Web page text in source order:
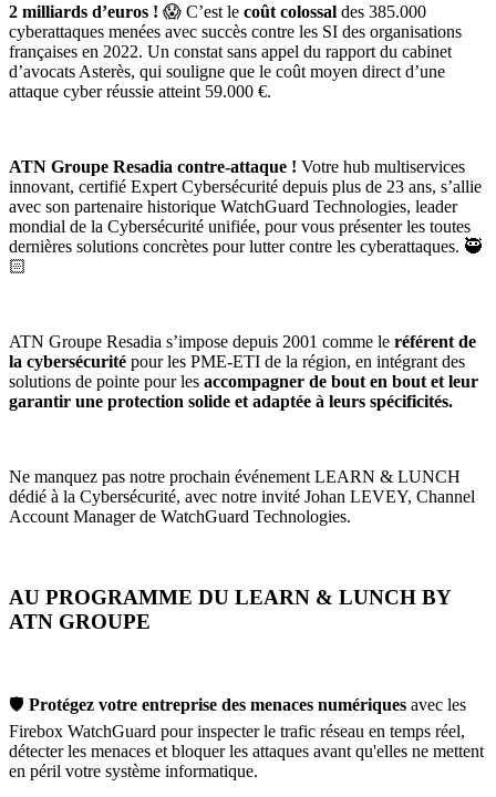
2 milliards d’euros ! 😱 C’est le coût colossal des 385.000
cyberattaques menées avec succès contre les SI des organisations
françaises en 2022. Un constat sans appel du rapport du cabinet
d’avocats Asterès, qui souligne que le coût moyen direct d’une
attaque cyber réussie atteint 59.000 €.
ATN Groupe Resadia contre-attaque ! Votre hub multiservices
innovant, certifié Expert Cybersécurité depuis plus de 23 ans, s’allie
avec son partenaire historique WatchGuard Technologies, leader
mondial de la Cybersécurité unifiée, pour vous présenter les toutes
dernières solutions concrètes pour lutter contre les cyberattaques. 🥷
🏻
ATN Groupe Resadia s’impose depuis 2001 comme le référent de
la cybersécurité pour les PME-ETI de la région, en intégrant des
solutions de pointe pour les accompagner de bout en bout et leur
garantir une protection solide et adaptée à leurs spécificités.
Ne manquez pas notre prochain événement LEARN & LUNCH
dédié à la Cybersécurité, avec notre invité Johan LEVEY, Channel
Account Manager de WatchGuard Technologies.
AU PROGRAMME DU LEARN & LUNCH BY
ATN GROUPE
🛡️ Protégez votre entreprise des menaces numériques avec les
Firebox WatchGuard pour inspecter le trafic réseau en temps réel,
détecter les menaces et bloquer les attaques avant qu'elles ne mettent
en péril votre système informatique.